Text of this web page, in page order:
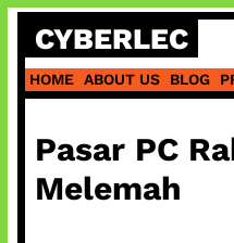
Skip
content
CYBERLEC
HOME ABOUT US BLOG
Pasar PC
Melemah